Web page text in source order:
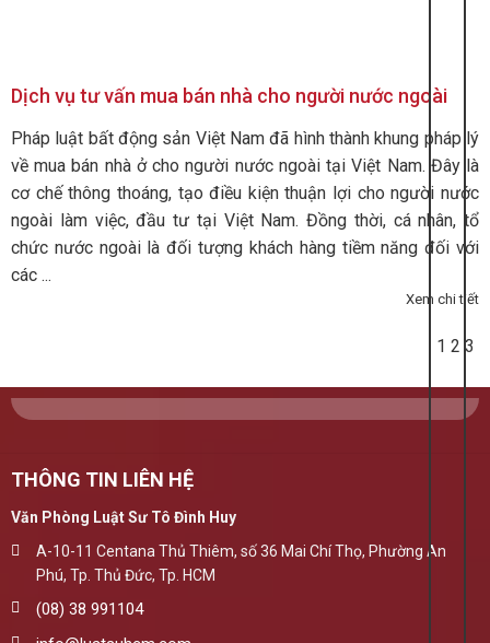
Dịch vụ tư vấn mua bán nhà cho người nước ngoài
Pháp luật bất động sản Việt Nam đã hình thành khung pháp lý
về mua bán nhà ở cho người nước ngoài tại Việt Nam. Đây là
cơ chế thông thoáng, tạo điều kiện thuận lợi cho người nước
ngoài làm việc, đầu tư tại Việt Nam. Đồng thời, cá nhân, tổ
chức nước ngoài là đối tượng khách hàng tiềm năng đối với
các ...
Xem chi tiết
1 2 3
THÔNG TIN LIÊN HỆ
Văn Phòng Luật Sư Tô Đình Huy
A-10-11 Centana Thủ Thiêm, số 36 Mai Chí Thọ, Phường An
Phú, Tp. Thủ Đức, Tp. HCM
(08) 38 991104